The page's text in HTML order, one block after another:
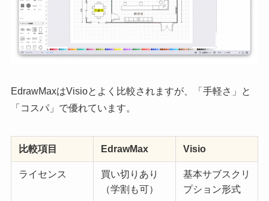
EdrawMaxはVisioとよく比較されますが、「手軽さ」と
「コスパ」で優れています。
比較項目 EdrawMax Visio
ライセンス
買い切りあり
（学割も可）
基本サブスクリ
プション形式